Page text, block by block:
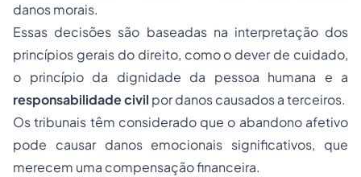
danos morais.
Essas decisões são baseadas na interpretação dos
princípios gerais do direito, como o dever de cuidado,
o princípio da dignidade da pessoa humana e a
responsabilidade civil por danos causados a terceiros.
Os tribunais têm considerado que o abandono afetivo
pode causar danos emocionais significativos, que
merecem uma compensação financeira.